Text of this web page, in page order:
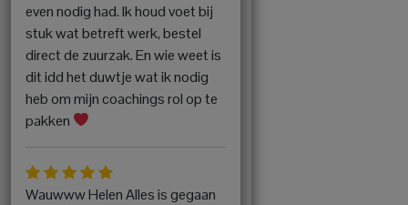
even nodig had. Ik houd voet bij
stuk wat betreft werk, bestel
direct de zuurzak. En wie weet is
dit idd het duwtje wat ik nodig
heb om mijn coachings rol op te
pakken
Wauwww Helen Alles is gegaan